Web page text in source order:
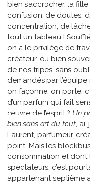
bien s’accrocher, la
confusion, de doutes,
concentration, de
tout un tableau !
on a le privilège de
créateur, ou bien
de nos tripes, sans
demandés par
on façonne, on porte,
d’un parfum qui fait
œuvre de l’esprit ? Un
bien sans art du tout,
Laurent, parfumeur-
point. Mais les
consommation et dont
spectateurs, c’est
appartenant septième